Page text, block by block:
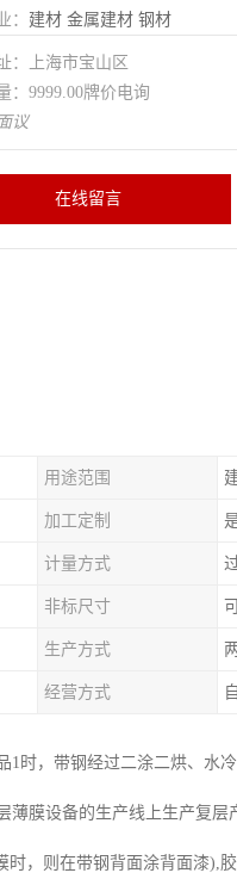
： 建材 金属建材 钢材
：上海市宝山区
：9999.00牌价电询
议
在线留言
用途范围
加工定制
计量方式
非标尺寸
生产方式
经营方式
时，带钢经过二涂二烘、水
膜设备的生产线上生产复
，则在带钢背面涂背面漆),